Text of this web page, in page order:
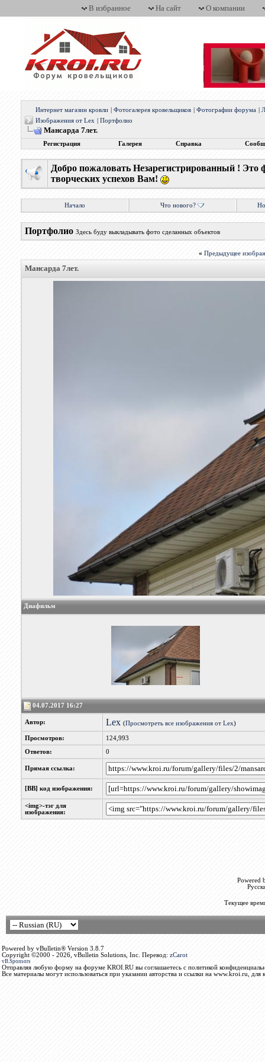
В избранное На сайт О компании
Интернет магазин кровли Фотогалерея кровельщиков Фотографии форума
Изображения от Lex
Портфолио
Мансарда 7лет.
Регистрация Галерея Справка
Добро пожаловать Незарегистрированный !
творческих успехов Вам!
Начало Что нового?
Портфолио Здесь буду выкладывать фото сделанных объектов
« Предыдущее
Мансарда 7лет.
Диафильм
04.07.2017 16:27
Автор: Lex (Просмотреть все изображения от Lex)
Просмотров: 124,993
Ответов: 0
Прямая ссылка:
[BB] код изображения:
<img>-тэг для
изображения:
Powered
Текущее
Powered by vBulletin® Version 3.8.7
Copyright ©2000 - 2026, vBulletin Solutions, Inc. Перевод: zCarot
vB.Sponsors
Отправляя любую форму на форуме KROI.RU вы соглашаетесь с политикой
Все материалы могут использоваться при указании авторства и ссылки на www.kroi.ru, для